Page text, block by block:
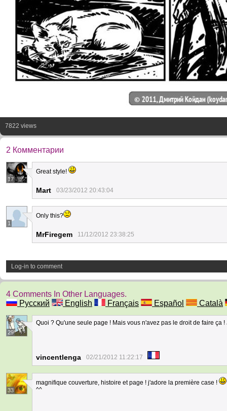
7822 views
2 Комментарии
17
Great style!
Mart 03/23/2012 20:43:04
1
Only this?
MrFiregem 11/12/2012 23:38:25
Log-in to comment
4 Comments In Other Languages.
Русский
English Français Español Català
29
Quoi ? Qu'une seule page ! Mais vous n'avez pas le droit de faire ça
vincentlenga 02/21/2012 11:22:17
33
magnifique couverture, histoire et page ! j'adore la première case !
^^